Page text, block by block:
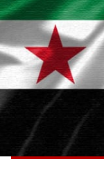
منوعات
كأس العالم
البرامج
جدول البرامج
شاهد البرامج